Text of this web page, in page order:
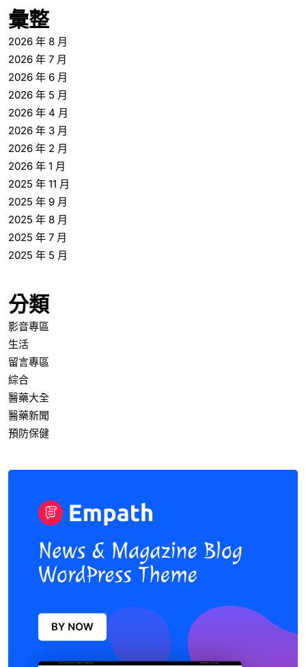
彙整
2026 年 8 月
2026 年 7 月
2026 年 6 月
2026 年 5 月
2026 年 4 月
2026 年 3 月
2026 年 2 月
2026 年 1 月
2025 年 11 月
2025 年 9 月
2025 年 8 月
2025 年 7 月
2025 年 5 月
分類
影音專區
生活
留言專區
綜合
醫藥大全
醫藥新聞
預防保健